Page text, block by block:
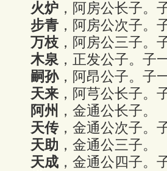
火炉 ，阿房公长子。
步青 ，阿房公次子。
万枝 ，阿房公三子。
木泉，正发公子。子
嗣孙，阿昂公子。子
天来 ，阿芎公长子。
阿州 ，金通公长子。
天传，金通公次子。
天助 ，金通公三子。
天成 ，金通公四子。